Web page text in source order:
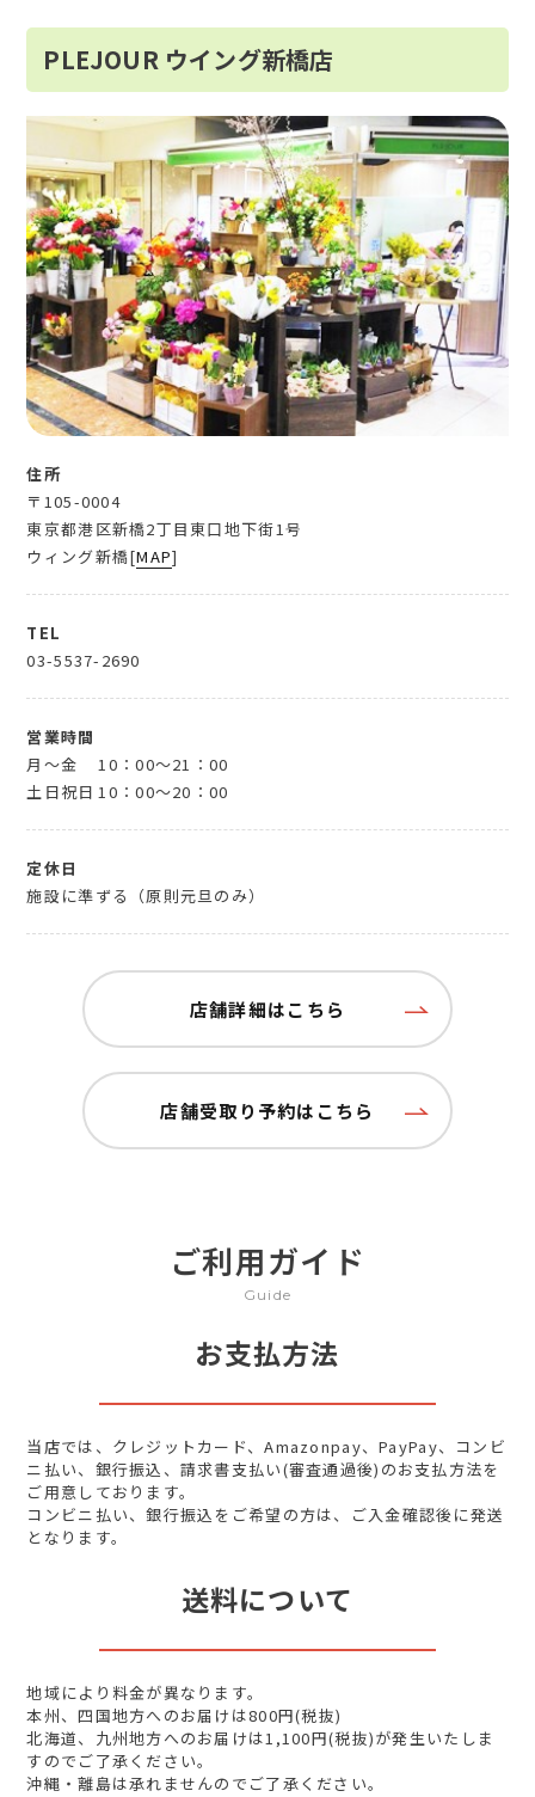
PLEJOUR ウイング新橋店
住所
〒105-0004
東京都港区新橋2丁目東口地下街1号
ウィング新橋[MAP]
TEL
03-5537-2690
営業時間
月～金
10：00～21：00
土日祝日 10：00～20：00
定休日
施設に準ずる（原則元旦のみ）
店舗詳細はこちら
店舗受取り予約はこちら
ご利用ガイド
Guide
お支払方法
当店では、クレジットカード、Amazonpay、PayPay、コンビ
ニ払い、銀行振込、請求書支払い(審査通過後)のお支払方法を
ご用意しております。
コンビニ払い、銀行振込をご希望の方は、ご入金確認後に発送
となります。
送料について
地域により料金が異なります。
本州、四国地方へのお届けは800円(税抜)
北海道、九州地方へのお届けは1,100円(税抜)が発生いたしま
すのでご了承ください。
沖縄・離島は承れませんのでご了承ください。